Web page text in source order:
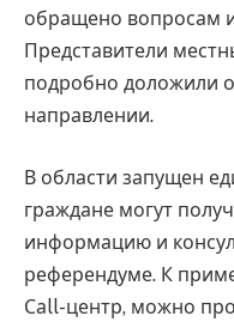
обращено вопросам
Представители
подробно доложили
направлении.
В области запущен
граждане могут
информацию и
референдуме. К
Саll-центр, можно